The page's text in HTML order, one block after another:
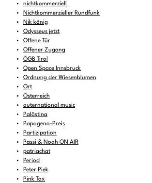
nichtkommerziell
Nichtkommerzieller Rundfunk
Nik könig
Odysseus jetzt
Offene Tür
Offener Zugang
ÖGB Tirol
Open Space Innsbruck
Ordnung der Wiesenblumen
Ort
Österreich
outernational music
Palästina
Papageno-Preis
Partizipation
Passi & Noah ON AIR
patriachat
Period
Peter Piek
Pink Tax